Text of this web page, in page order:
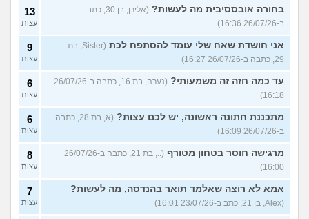
בחורה אובססיבית מה לעשות?
(אלירן, בן 30, כתב
ב-26/07/26 16:36)
13
עצות
אני חושדת שאח שלי עומד להסתפח לכת
(Sister, בת
29, כתבה ב-26/07/26 16:27)
9
עצות
עד כמה חזה זה משמעותי?
(נערה, בת 16, כתבה ב-26/07/26
16:18)
6
עצות
מתכננת חתונה ראשונה, יש לכם עצות?
(א, בת 28, כתבה
ב-26/07/26 16:09)
6
עצות
מרגישה חוסר בטחון מטורף
(.., בת 21, כתבה ב-26/07/26
16:00)
8
עצות
אמא לא רוצה שאלמד תואר בהנדסה, מה לעשות?
(Alex, בן 21, כתב ב-23/07/26 16:01)
7
עצות